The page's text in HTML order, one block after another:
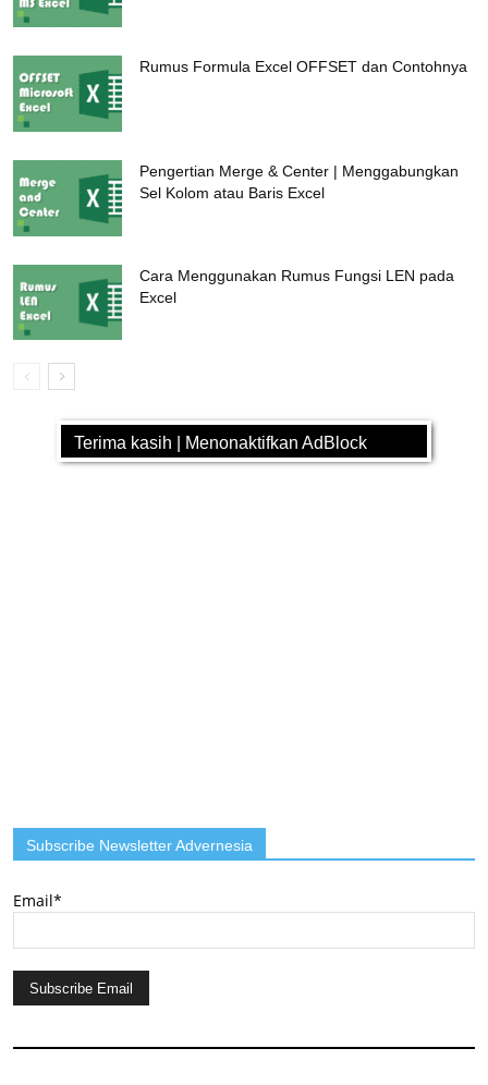
Rumus Formula Excel OFFSET dan Contohnya
Pengertian Merge & Center | Menggabungkan
Sel Kolom atau Baris Excel
Cara Menggunakan Rumus Fungsi LEN pada
Excel
Terima kasih | Menonaktifkan AdBlock
Subscribe Newsletter Advernesia
Email*